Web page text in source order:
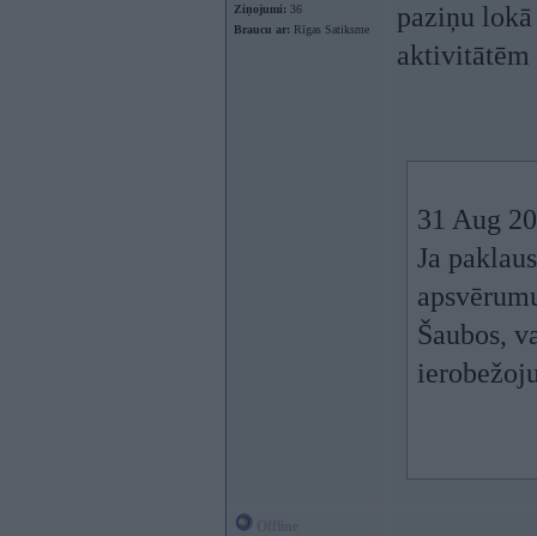
Ziņojumi: 36
Braucu ar: Rīgas Satiksme
paziņu
31 Aug
Ja
Šaubos,